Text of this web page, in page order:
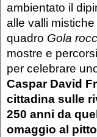
ambientato il
alle valli
quadro Gola
mostre e
per celebrare
Caspar David
cittadina sulle
250 anni da
omaggio al